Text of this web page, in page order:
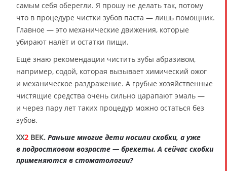
самым себя оберегли. Я прошу не делать так, потому
что в процедуре чистки зубов паста — лишь помощник.
Главное — это механические движения, которые
убирают налёт и остатки пищи.
Ещё знаю рекомендации чистить зубы абразивом,
например, содой, которая вызывает химический ожог
и механическое раздражение. А грубые хозяйственные
чистящие средства очень сильно царапают эмаль —
и через пару лет таких процедур можно остаться без
зубов.
XX2 ВЕК. Раньше многие дети носили скобки, а уже
в подростковом возрасте — брекеты. А сейчас скобки
применяются в стоматологии?